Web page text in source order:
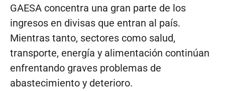
GAESA concentra una gran parte de los
ingresos en divisas que entran al país.
Mientras tanto, sectores como salud,
transporte, energía y alimentación continúan
enfrentando graves problemas de
abastecimiento y deterioro.